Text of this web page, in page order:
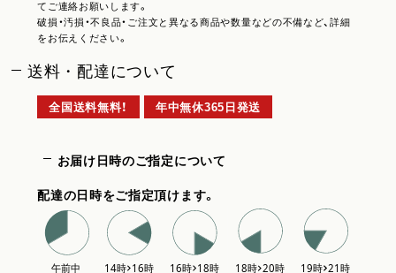
てご連絡お願いします。
破損・汚損・不良品・ご注文と異なる商品や数量などの不備など、詳細
をお伝えください。
送料・配達について
全国送料無料！ 年中無休365日発送
お届け日時のご指定について
配達の日時をご指定頂けます。